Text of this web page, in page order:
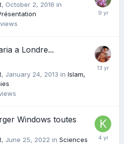
, October 2, 2016 in
views
a Londre...
, January 24, 2013 in Islam,
Windows toutes
, June 25, 2022 in Sciences